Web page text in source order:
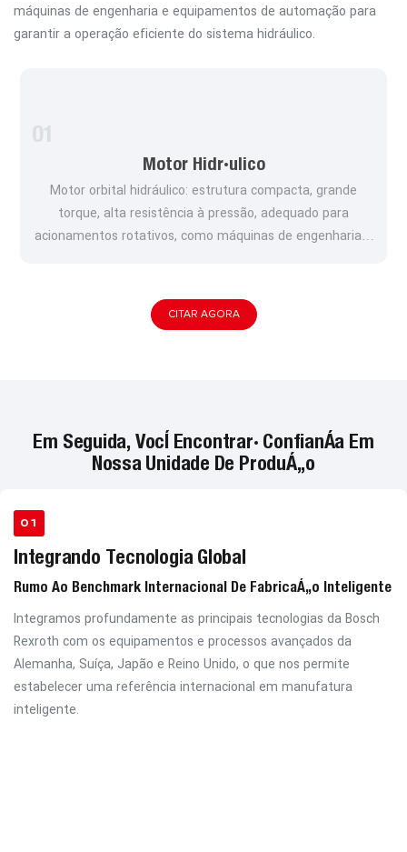
máquinas de engenharia e equipamentos de automação para
garantir a operação eficiente do sistema hidráulico.
Motor Hidráulico
Motor orbital hidráulico: estrutura compacta, grande
torque, alta resistência à pressão, adequado para
acionamentos rotativos, como máquinas de engenharia e
CITAR AGORA
Em Seguida, Você Encontrará Confiança Em
Nossa Unidade De Produção
01
Integrando Tecnologia Global
Rumo Ao Benchmark Internacional De Fabricação Inteligente
Integramos profundamente as principais tecnologias da Bosch
Rexroth com os equipamentos e processos avançados da
Alemanha, Suíça, Japão e Reino Unido, o que nos permite
estabelecer uma referência internacional em manufatura
inteligente.